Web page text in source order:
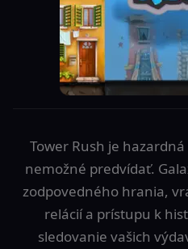
Tower Rush je
nemožné predvídať.
zodpovedného hrania,
relácií a prístupu k
sledovanie vašich